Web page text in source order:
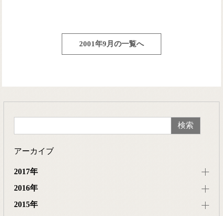
2001年9月の一覧へ
アーカイブ
2017年
2016年
2015年